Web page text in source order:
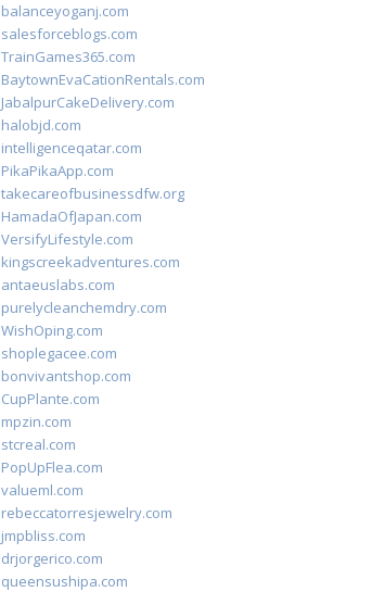
balanceyoganj.com
salesforceblogs.com
TrainGames365.com
BaytownEvaCationRentals.com
JabalpurCakeDelivery.com
halobjd.com
intelligenceqatar.com
PikaPikaApp.com
takecareofbusinessdfw.org
HamadaOfJapan.com
VersifyLifestyle.com
kingscreekadventures.com
antaeuslabs.com
purelycleanchemdry.com
WishOping.com
shoplegacee.com
bonvivantshop.com
CupPlante.com
mpzin.com
stcreal.com
PopUpFlea.com
valueml.com
rebeccatorresjewelry.com
jmpbliss.com
drjorgerico.com
queensushipa.com